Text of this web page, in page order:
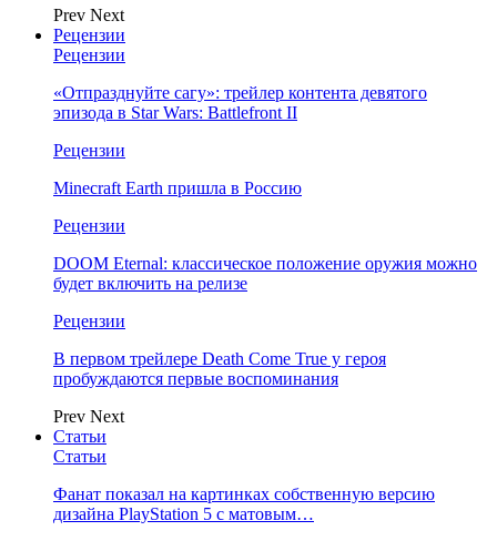
Prev Next
Рецензии
Рецензии
«Отпразднуйте сагу»: трейлер контента девятого
эпизода в Star Wars: Battlefront II
Рецензии
Minecraft Earth пришла в Россию
Рецензии
DOOM Eternal: классическое положение оружия можно
будет включить на релизе
Рецензии
В первом трейлере Death Come True у героя
пробуждаются первые воспоминания
Prev Next
Статьи
Статьи
Фанат показал на картинках собственную версию
дизайна PlayStation 5 с матовым…